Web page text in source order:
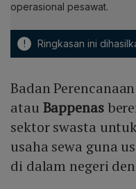
operasional pesawat.
! Ringkasan ini
Badan
atau Bappenas
sektor swasta
usaha sewa guna
di dalam negeri